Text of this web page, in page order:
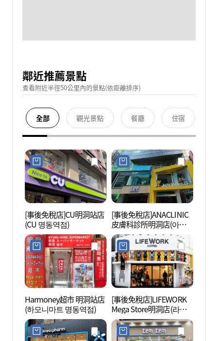
鄰近推薦景點
查看附近半徑50公里內的景點(依距離排序)
全部 觀光景點 餐廳 住宿
[事後免稅店]CU明洞站店
(CU 명동역점)
[事後免稅店]ANACLINIC
皮膚科診所明洞店(아름
다운나라피부과의원 명
동점)
Harmoney超市 明洞站店
(하모니마트 명동역점)
[事後免稅店]LIFEWORK
Mega Store明洞店(라이
프워크 메가스토어 명동
점)